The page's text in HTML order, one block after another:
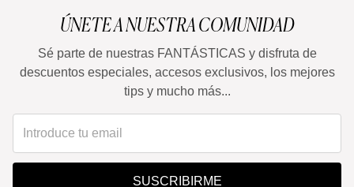
ÚNETE A NUESTRA COMUNIDAD
Sé parte de nuestras FANTÁSTICAS y disfruta de
descuentos especiales, accesos exclusivos, los mejores
tips y mucho más...
SUSCRIBIRME